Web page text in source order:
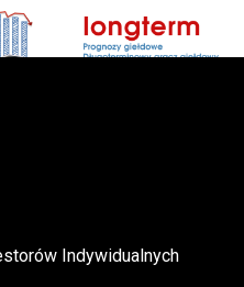
Indywidualnych